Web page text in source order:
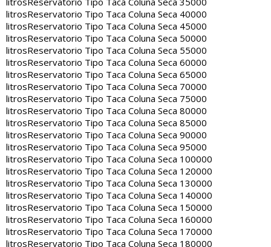
litrosReservatorio Tipo Taca Coluna Seca 40000
litrosReservatorio Tipo Taca Coluna Seca 45000
litrosReservatorio Tipo Taca Coluna Seca 50000
litrosReservatorio Tipo Taca Coluna Seca 55000
litrosReservatorio Tipo Taca Coluna Seca 60000
litrosReservatorio Tipo Taca Coluna Seca 65000
litrosReservatorio Tipo Taca Coluna Seca 70000
litrosReservatorio Tipo Taca Coluna Seca 75000
litrosReservatorio Tipo Taca Coluna Seca 80000
litrosReservatorio Tipo Taca Coluna Seca 85000
litrosReservatorio Tipo Taca Coluna Seca 90000
litrosReservatorio Tipo Taca Coluna Seca 95000
litrosReservatorio Tipo Taca Coluna Seca 100000
litrosReservatorio Tipo Taca Coluna Seca 120000
litrosReservatorio Tipo Taca Coluna Seca 130000
litrosReservatorio Tipo Taca Coluna Seca 140000
litrosReservatorio Tipo Taca Coluna Seca 150000
litrosReservatorio Tipo Taca Coluna Seca 160000
litrosReservatorio Tipo Taca Coluna Seca 170000
litrosReservatorio Tipo Taca Coluna Seca 180000